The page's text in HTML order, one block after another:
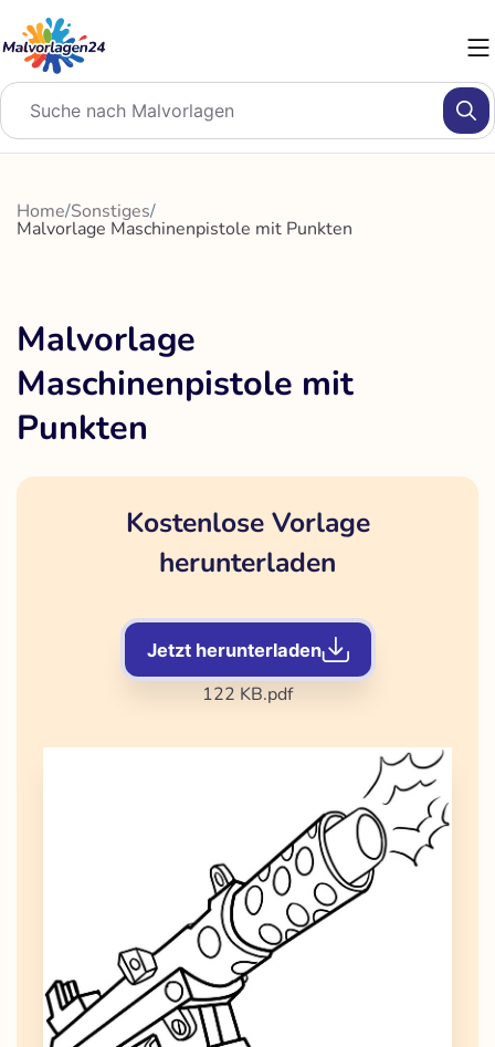
Inhalt
springen
Home/Sonstiges/
Malvorlage Maschinenpistole mit Punkten
Malvorlage
Maschinenpistole mit
Punkten
Kostenlose Vorlage
herunterladen
Jetzt herunterladen
122 KB.pdf